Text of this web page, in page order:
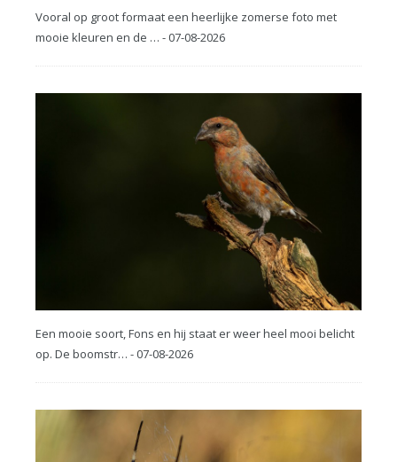
Vooral op groot formaat een heerlijke zomerse foto met
mooie kleuren en de … - 07-08-2026
Een mooie soort, Fons en hij staat er weer heel mooi belicht
op. De boomstr… - 07-08-2026